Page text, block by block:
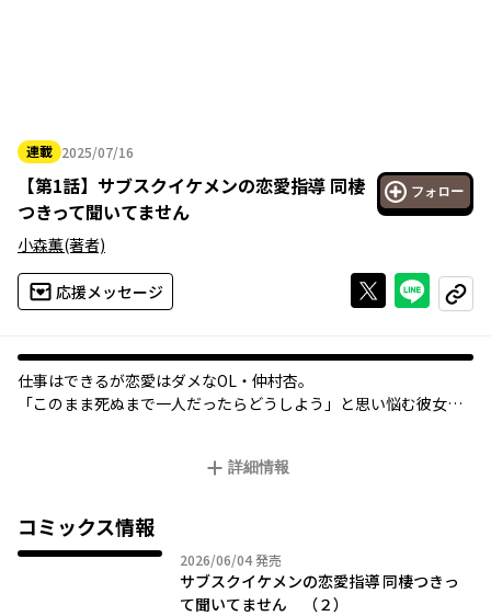
連載 2025/07/16
2025年07月16日
【第1話】 サブスクイケメンの恋愛指導 同棲
つきって聞いてません
フォロー
小森薫(著者)
応援メッセージ Xで投稿する
ライン
コピー
仕事はできるが恋愛はダメなOL・仲村杏。
「このまま死ぬまで一人だったらどうしよう」と思い悩む彼女の
「帰る場所がない」という色を、一晩泊めてあげることにした杏
それ以来、色に妙に懐かれてしまい――？枯れOL×恋愛強者イケメン
で紡ぐ恋愛ストーリー！
詳細情報
コミックス情報
2026/06/042026年06月04日
発売
サブスクイケメンの恋愛指導 同棲つきっ
て聞いてません （２）